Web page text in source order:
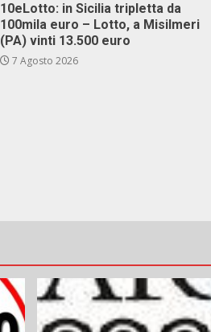
10eLotto: in Sicilia tripletta da
100mila euro – Lotto, a Misilmeri
(PA) vinti 13.500 euro
7 Agosto 2026